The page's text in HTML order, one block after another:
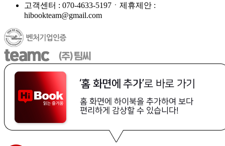
고객센터 : 070-4633-5197ㆍ제휴제안 :
hibookteam@gmail.com